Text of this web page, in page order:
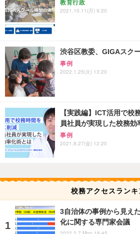
教育行政
2021.10.11(月) 9:20
渋谷区教委、GIGAスク
事例
2022.1.25(火) 13:20
【実践編】ICT活用で校
員社員が実現した校務効
事例
2021.8.27(金) 12:20
校務アクセスランキ
3自治体の事例から見え
化に関する専門家会議